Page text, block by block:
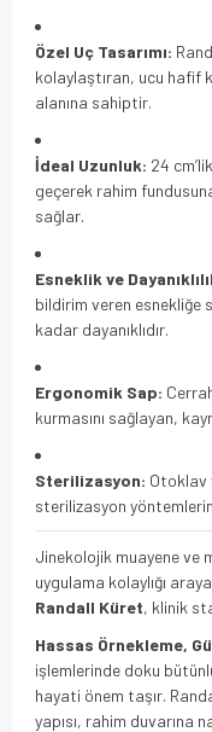
Özel Uç Tasarımı:
kolaylaştıran, ucu hafif
alanına sahiptir.
İdeal Uzunluk: 24
geçerek rahim
sağlar.
Esneklik ve
bildirim veren esnekliğe
kadar dayanıklıdır.
Ergonomik Sap:
kurmasını sağlayan,
Sterilizasyon:
sterilizasyon
Jinekolojik muayene ve
uygulama kolaylığı
Randall Küret, klinik
Hassas Örnekleme,
işlemlerinde doku
hayati önem taşır.
yapısı, rahim duvarına